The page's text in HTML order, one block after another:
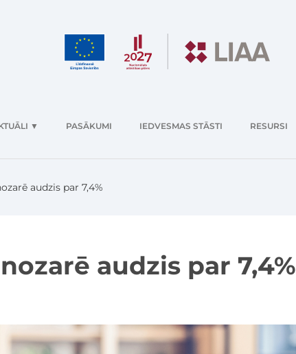
▼ PASĀKUMI IEDVESMAS STĀSTI RESURSI
audzis par 7,4%
audzis par 7,4%